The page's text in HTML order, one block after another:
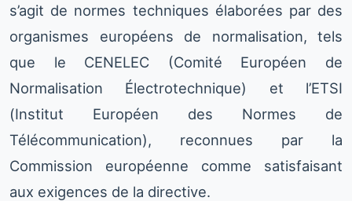
s’agit de normes techniques élaborées par des
organismes européens de normalisation, tels
que le CENELEC (Comité Européen de
Normalisation Électrotechnique) et l’ETSI
(Institut Européen des Normes de
Télécommunication), reconnues par la
Commission européenne comme satisfaisant
aux exigences de la directive.